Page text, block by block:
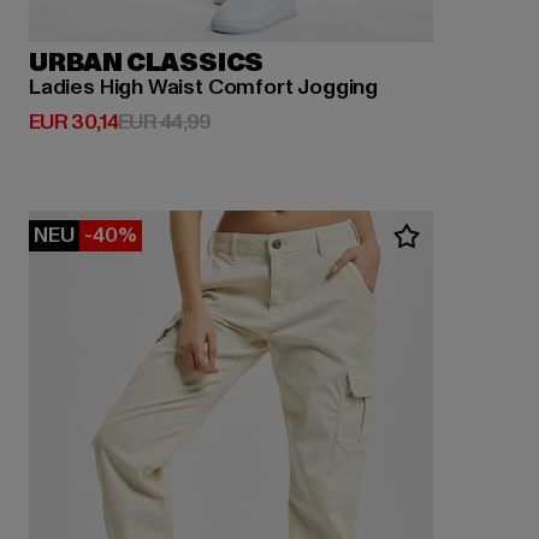
URBAN CLASSICS
Ladies High Waist Comfort Jogging
EUR 30,14
Derzeitiger Preis: EUR 30,14
EUR 44,99Aktionspreis: EUR 44,99
NEU -40%